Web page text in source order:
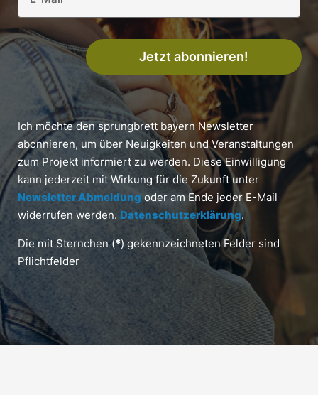
Jetzt abonnieren!
Ich möchte den sprungbrett bayern Newsletter
abonnieren, um über Neuigkeiten und Veranstaltungen
zum Projekt informiert zu werden. Diese Einwilligung
kann jederzeit mit Wirkung für die Zukunft unter
Newsletter Abmeldung oder am Ende jeder E-Mail
widerrufen werden. Datenschutzerklärung.
Die mit Sternchen (*) gekennzeichneten Felder sind
Pflichtfelder